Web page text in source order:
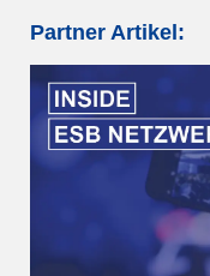
Partner Artikel: